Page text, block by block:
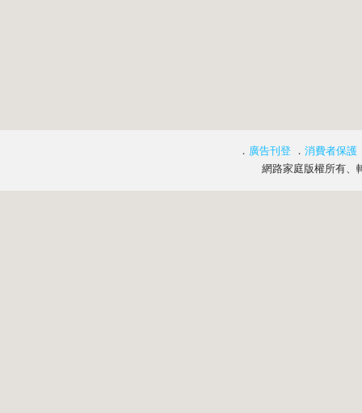
． 廣告刊登 ． 消費者保護
網路家庭版權所有、